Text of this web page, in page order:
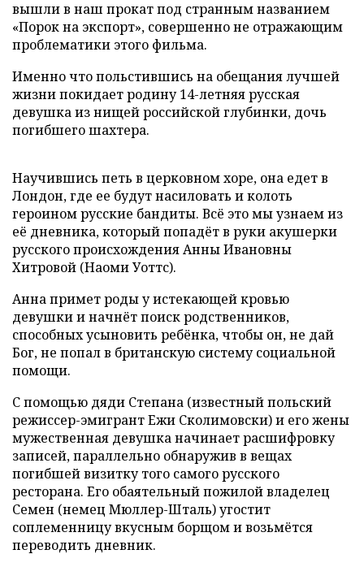
вышли в наш прокат под странным названием
«Порок на экспорт», совершенно не отражающим
проблематики этого фильма.
Именно что польстившись на обещания лучшей
жизни покидает родину 14-летняя русская
девушка из нищей российской глубинки, дочь
погибшего шахтера.
Научившись петь в церковном хоре, она едет в
Лондон, где ее будут насиловать и колоть
героином русские бандиты. Всё это мы узнаем из
её дневника, который попадёт в руки акушерки
русского происхождения Анны Ивановны
Хитровой (Наоми Уоттс).
Анна примет роды у истекающей кровью
девушки и начнёт поиск родственников,
способных усыновить ребёнка, чтобы он, не дай
Бог, не попал в британскую систему социальной
помощи.
С помощью дяди Степана (известный польский
режиссер-эмигрант Ежи Сколимовски) и его жены
мужественная девушка начинает расшифровку
записей, параллельно обнаружив в вещах
погибшей визитку того самого русского
ресторана. Его обаятельный пожилой владелец
Семен (немец Мюллер-Шталь) угостит
соплеменницу вкусным борщом и возьмётся
переводить дневник.